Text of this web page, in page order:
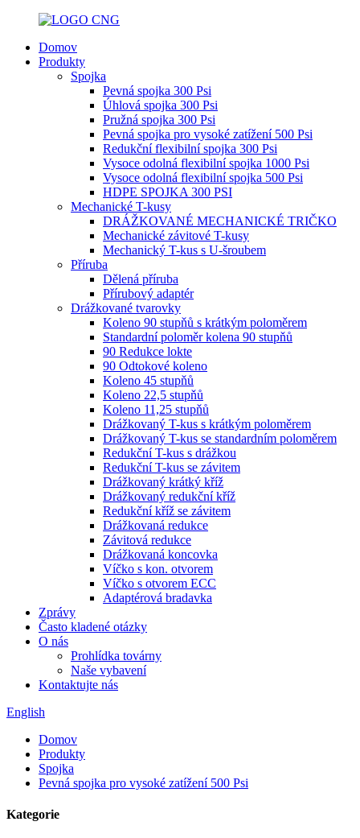
Domov
Produkty
Spojka
Pevná spojka 300 Psi
Úhlová spojka 300 Psi
Pružná spojka 300 Psi
Pevná spojka pro vysoké zatížení 500 Psi
Redukční flexibilní spojka 300 Psi
Vysoce odolná flexibilní spojka 1000 Psi
Vysoce odolná flexibilní spojka 500 Psi
HDPE SPOJKA 300 PSI
Mechanické T-kusy
DRÁŽKOVANÉ MECHANICKÉ TRIČKO
Mechanické závitové T-kusy
Mechanický T-kus s U-šroubem
Příruba
Dělená příruba
Přírubový adaptér
Drážkované tvarovky
Koleno 90 stupňů s krátkým poloměrem
Standardní poloměr kolena 90 stupňů
90 Redukce lokte
90 Odtokové koleno
Koleno 45 stupňů
Koleno 22,5 stupňů
Koleno 11,25 stupňů
Drážkovaný T-kus s krátkým poloměrem
Drážkovaný T-kus se standardním poloměrem
Redukční T-kus s drážkou
Redukční T-kus se závitem
Drážkovaný krátký kříž
Drážkovaný redukční kříž
Redukční kříž se závitem
Drážkovaná redukce
Závitová redukce
Drážkovaná koncovka
Víčko s kon. otvorem
Víčko s otvorem ECC
Adaptérová bradavka
Zprávy
Často kladené otázky
O nás
Prohlídka továrny
Naše vybavení
Kontaktujte nás
English
Domov
Produkty
Spojka
Pevná spojka pro vysoké zatížení 500 Psi
Kategorie